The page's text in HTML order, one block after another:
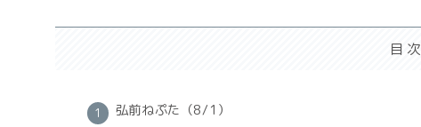
目次
弘前ねぷた（8/1）